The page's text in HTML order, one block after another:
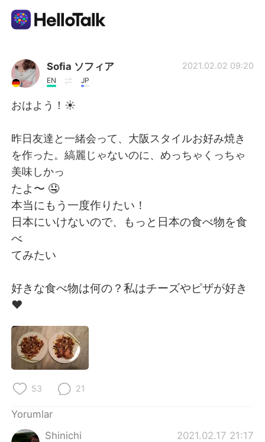
Dil Değişimi Uygulaması
AI Grammar Checker
English
繁體中文 Español
ไทย
Italiano
Português
Sofia ソフィア
EN JP
2021.02.02 09:20
おはよう！☀️
昨日友達と一緒会って、大阪スタイルお好み焼き
を作った。縞麗じゃないのに、めっちゃくっちゃ
美味しかっ
たよ〜 🤤
本当にもう一度作りたい！
日本にいけないので、もっと日本の食べ物を食
べ
てみたい
好きな食べ物は何の？私はチーズやピザが好き
❤️
53 21
Yorumlar
Shinichi
2021.02.17 21:17